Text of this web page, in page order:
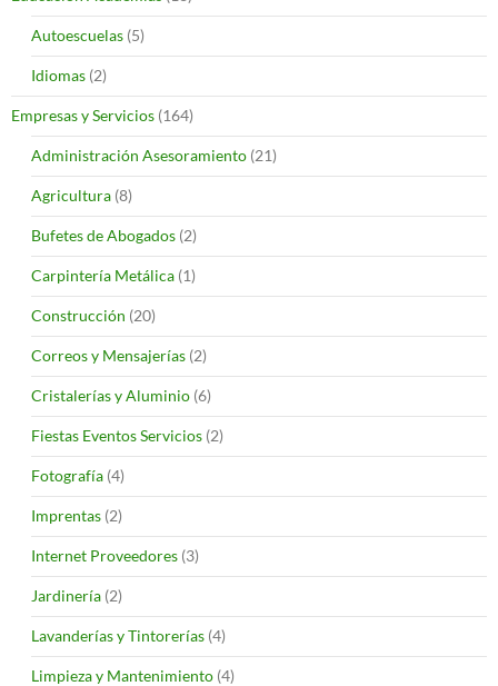
Autoescuelas (5)
Idiomas (2)
Empresas y Servicios (164)
Administración Asesoramiento (21)
Agricultura (8)
Bufetes de Abogados (2)
Carpintería Metálica (1)
Construcción (20)
Correos y Mensajerías (2)
Cristalerías y Aluminio (6)
Fiestas Eventos Servicios (2)
Fotografía (4)
Imprentas (2)
Internet Proveedores (3)
Jardinería (2)
Lavanderías y Tintorerías (4)
Limpieza y Mantenimiento (4)